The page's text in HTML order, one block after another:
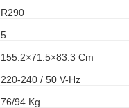
R290
5
155.2×71.5×83.3 Cm
220-240 / 50 V-Hz
76/94 Kg